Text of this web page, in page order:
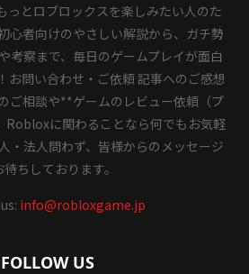
っとロブロックスを楽しみたい人のた
心者向けのやさしい解説から、ガチ勢
考察まで、毎日のゲームプレイが面白
お問い合わせ・ご依頼 記事へのご感想
ご相談や**ゲームのレビュー依頼（プ
Robloxに関わることなら何でもお気軽
・法人問わず、皆様からのメッセージ
待ちしております。
info@robloxgame.jp
FOLLOW US